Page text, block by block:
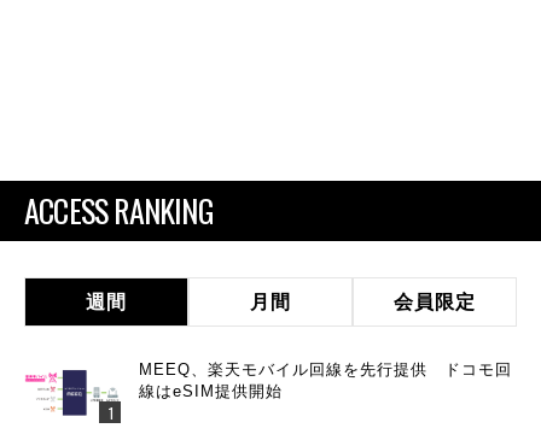
ACCESS RANKING
週間 月間 会員限定
MEEQ、楽天モバイル回線を先行提供 ドコモ回
線はeSIM提供開始